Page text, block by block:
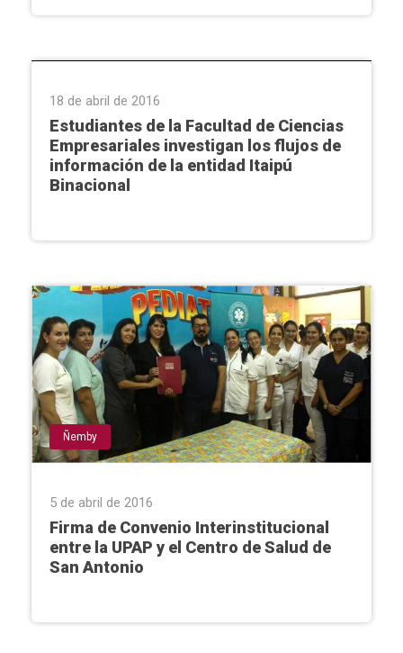
18 de abril de 2016
Estudiantes de la Facultad de Ciencias
Empresariales investigan los flujos de
información de la entidad Itaipú
Binacional
Ñemby
5 de abril de 2016
Firma de Convenio Interinstitucional
entre la UPAP y el Centro de Salud de
San Antonio